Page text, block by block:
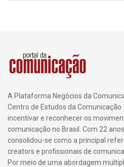
A Plataforma Negócios da
Centro de Estudos da
incentivar e reconhecer os
comunicação no Brasil. Com 22
consolidou-se como a principal
creators e profissionais de
Por meio de uma abordagem